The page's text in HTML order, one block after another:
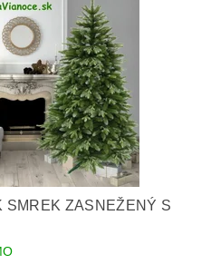
SMREK ZASNEŽENÝ S